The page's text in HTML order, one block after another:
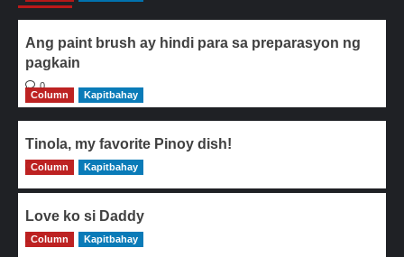
Ang paint brush ay hindi para sa preparasyon ng
pagkain
0
Column
Kapitbahay
Tinola, my favorite Pinoy dish!
0
Column Kapitbahay
Love ko si Daddy
0
Column Kapitbahay